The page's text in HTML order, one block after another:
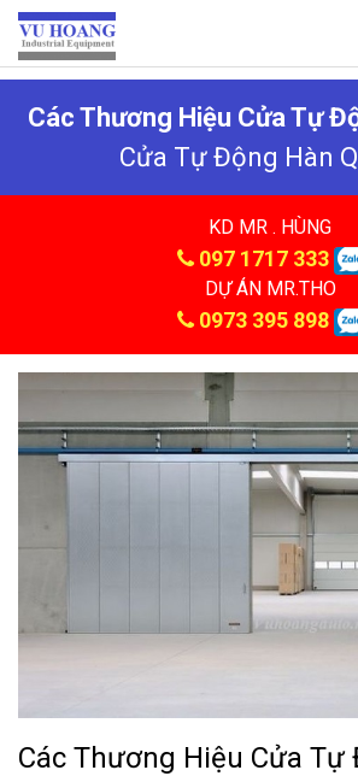
Các Thương Hiệu Cửa Tự
Cửa Tự Động Hàn
KD MR . HÙNG
097 1717 333
DỰ ÁN MR.THO
0973 395 898
Các Thương Hiệu Cửa Tự